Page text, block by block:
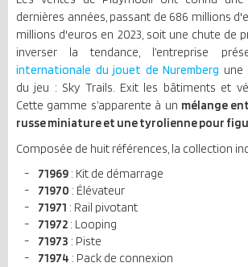
dernières années, passant de 686 millions
millions d'euros en 2023, soit une chute de
inverser la tendance, l’entreprise
internationale du jouet de Nuremberg une
du jeu : Sky Trails. Exit les bâtiments et
Cette gamme s’apparente à un mélange
russe miniature et une tyrolienne pour
Composée de huit références, la collection
71969 : Kit de démarrage
71970 : Élévateur
71971 : Rail pivotant
71972 : Looping
71973 : Piste
71974 : Pack de connexion